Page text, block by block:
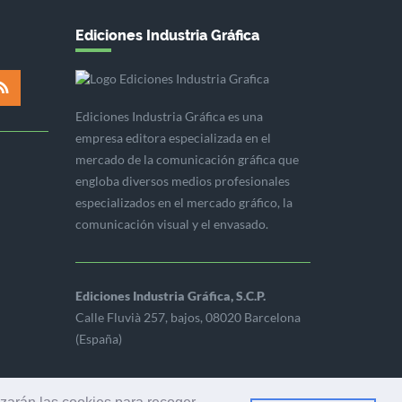
Ediciones Industria Gráfica
Ediciones Industria Gráfica es una
empresa editora especializada en el
mercado de la comunicación gráfica que
engloba diversos medios profesionales
especializados en el mercado gráfico, la
comunicación visual y el envasado.
Ediciones Industria Gráfica, S.C.P.
Calle Fluvià 257, bajos, 08020 Barcelona
(España)